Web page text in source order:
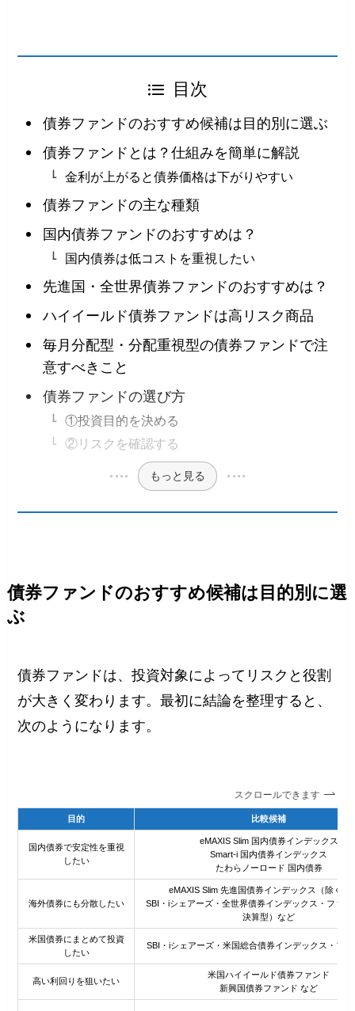
目次
債券ファンドのおすすめ候補は目的別に選ぶ
債券ファンドとは？仕組みを簡単に解説
金利が上がると債券価格は下がりやすい
債券ファンドの主な種類
国内債券ファンドのおすすめは？
国内債券は低コストを重視したい
先進国・全世界債券ファンドのおすすめは？
ハイイールド債券ファンドは高リスク商品
毎月分配型・分配重視型の債券ファンドで注
意すべきこと
債券ファンドの選び方
①投資目的を決める
②リスクを確認する
もっと見る
債券ファンドのおすすめ候補は目的別に選
ぶ
債券ファンドは、投資対象によってリスクと役割
が大きく変わります。最初に結論を整理すると、
次のようになります。
スクロールできます
目的 比較候補
国内債券で安定性を重視
したい
eMAXIS Slim 国内債券インデックス
Smart-i 国内債券インデックス
たわらノーロード 国内債券
海外債券にも分散したい
eMAXIS Slim 先進国債券インデックス（除く日
SBI・iシェアーズ・全世界債券インデックス・ファン
決算型）など
米国債券にまとめて投資
したい
SBI・iシェアーズ・米国総合債券インデックス・フ
高い利回りを狙いたい
米国ハイイールド債券ファンド
新興国債券ファンド など